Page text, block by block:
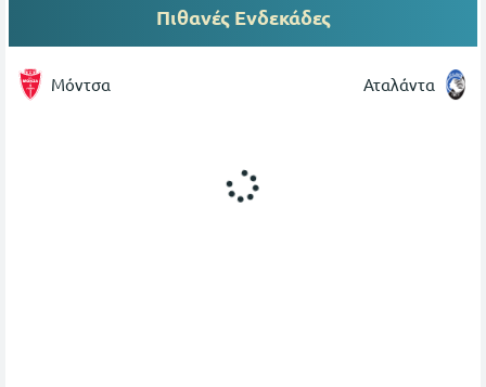
Πιθανές Ενδεκάδες
Μόντσα Αταλάντα